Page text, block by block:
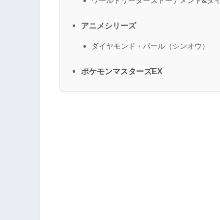
アニメシリーズ
ダイヤモンド・パール（シンオウ）
ポケモンマスターズEX